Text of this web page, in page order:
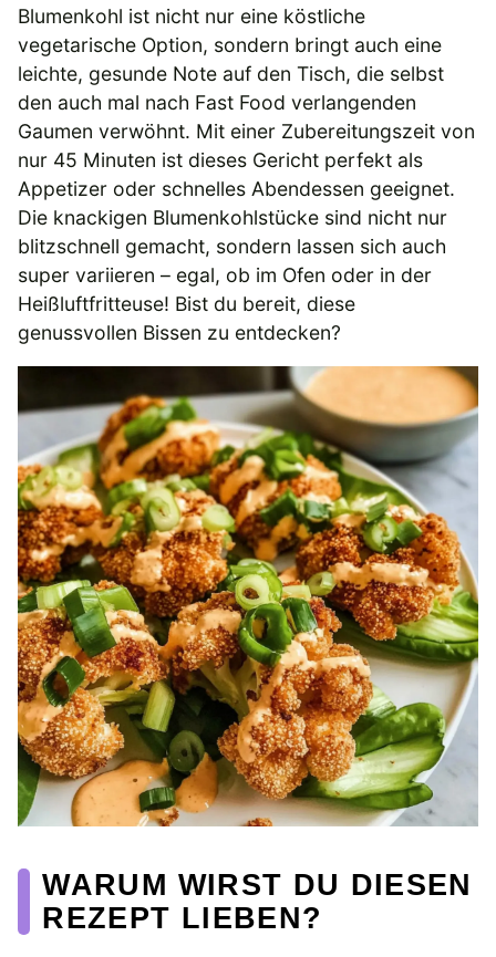
Blumenkohl ist nicht nur eine köstliche
vegetarische Option, sondern bringt auch eine
leichte, gesunde Note auf den Tisch, die selbst
den auch mal nach Fast Food verlangenden
Gaumen verwöhnt. Mit einer Zubereitungszeit von
nur 45 Minuten ist dieses Gericht perfekt als
Appetizer oder schnelles Abendessen geeignet.
Die knackigen Blumenkohlstücke sind nicht nur
blitzschnell gemacht, sondern lassen sich auch
super variieren – egal, ob im Ofen oder in der
Heißluftfritteuse! Bist du bereit, diese
genussvollen Bissen zu entdecken?
WARUM WIRST DU DIESEN
REZEPT LIEBEN?